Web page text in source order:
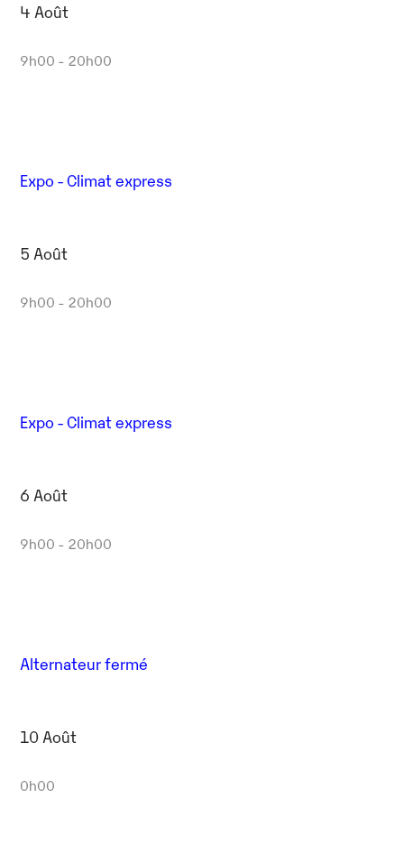
4 Août
9h00 - 20h00
Expo - Climat express
5 Août
9h00 - 20h00
Expo - Climat express
6 Août
9h00 - 20h00
Alternateur fermé
10 Août
0h00